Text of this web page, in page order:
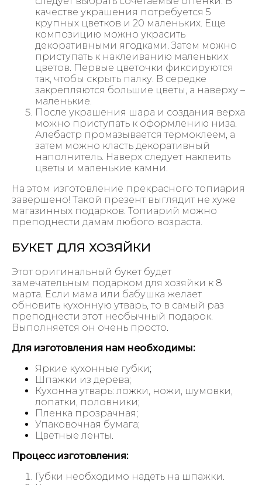
качестве украшения потребуется 5
крупных цветков и 20 маленьких. Еще
композицию можно украсить
декоративными ягодками. Затем можно
приступать к наклеиванию маленьких
цветов. Первые цветочки фиксируются
так, чтобы скрыть палку. В середке
закрепляются большие цветы, а наверху –
маленькие.
После украшения шара и создания верха
можно приступать к оформлению низа.
Алебастр промазывается термоклеем, а
затем можно класть декоративный
наполнитель. Наверх следует наклеить
цветы и маленькие камни.
На этом изготовление прекрасного топиария
завершено! Такой презент выглядит не хуже
магазинных подарков. Топиарий можно
преподнести дамам любого возраста.
БУКЕТ ДЛЯ ХОЗЯЙКИ
Этот оригинальный букет будет
замечательным подарком для хозяйки к 8
марта. Если мама или бабушка желает
обновить кухонную утварь, то в самый раз
преподнести этот необычный подарок.
Выполняется он очень просто.
Для изготовления нам необходимы:
Яркие кухонные губки;
Шпажки из дерева;
Кухонна утварь: ложки, ножи, шумовки,
лопатки, половники;
Пленка прозрачная;
Упаковочная бумага;
Цветные ленты.
Процесс изготовления:
Губки необходимо надеть на шпажки.